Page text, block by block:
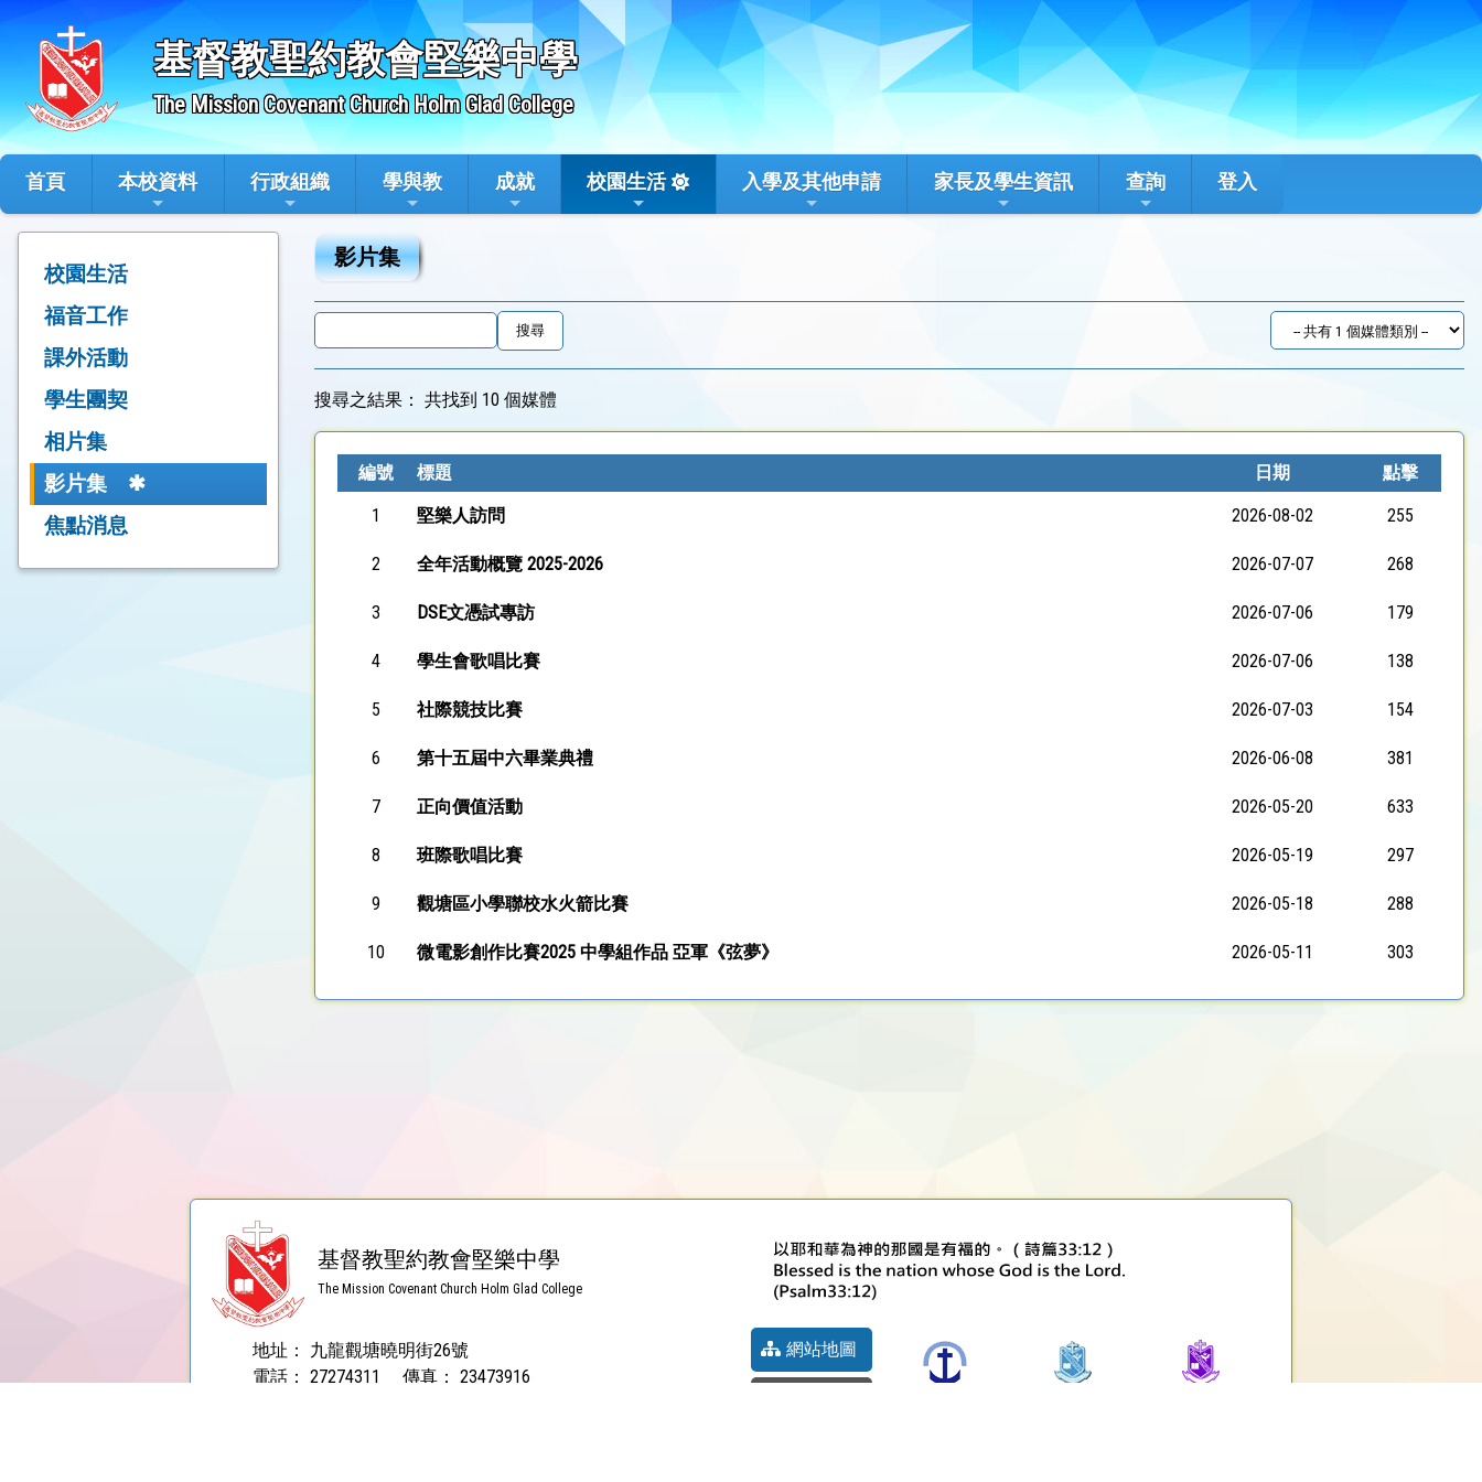
基督教聖約教會堅樂中學
The Mission Covenant Church Holm Glad College
首頁 本校資料 行政組織 學與教 成就 校園生活 入學及其他申請 家長及學生資訊 查詢 登入
校園生活
福音工作
課外活動
學生團契
相片集
影片集
焦點消息
影片集
搜尋之結果： 共找到 10 個媒體
編號 標題 日期 點擊
1 堅樂人訪問 2026-08-02 255
2 全年活動概覽 2025-2026 2026-07-07 268
3 DSE文憑試專訪 2026-07-06 179
4 學生會歌唱比賽 2026-07-06 138
5 社際競技比賽 2026-07-03 154
6 第十五屆中六畢業典禮 2026-06-08 381
7 正向價值活動 2026-05-20 633
8 班際歌唱比賽 2026-05-19 297
9 觀塘區小學聯校水火箭比賽 2026-05-18 288
10 微電影創作比賽2025 中學組作品 亞軍《弦夢》 2026-05-11 303
基督教聖約教會堅樂中學
The Mission Covenant Church Holm Glad College
地址：
九龍觀塘曉明街26號
電話： 27274311 傳真： 23473916
網站地圖